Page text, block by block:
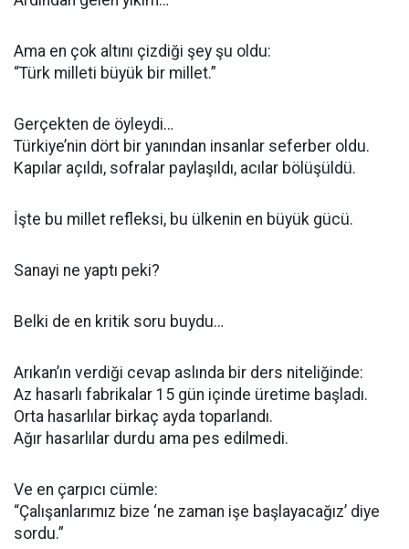
Ama en çok altını çizdiği şey şu oldu:
“Türk milleti büyük bir millet.”
Gerçekten de öyleydi…
Türkiye’nin dört bir yanından insanlar seferber oldu.
Kapılar açıldı, sofralar paylaşıldı, acılar bölüşüldü.
İşte bu millet refleksi, bu ülkenin en büyük gücü.
Sanayi ne yaptı peki?
Belki de en kritik soru buydu…
Arıkan’ın verdiği cevap aslında bir ders niteliğinde:
Az hasarlı fabrikalar 15 gün içinde üretime başladı.
Orta hasarlılar birkaç ayda toparlandı.
Ağır hasarlılar durdu ama pes edilmedi.
Ve en çarpıcı cümle:
“Çalışanlarımız bize ‘ne zaman işe başlayacağız’ diye
sordu.”